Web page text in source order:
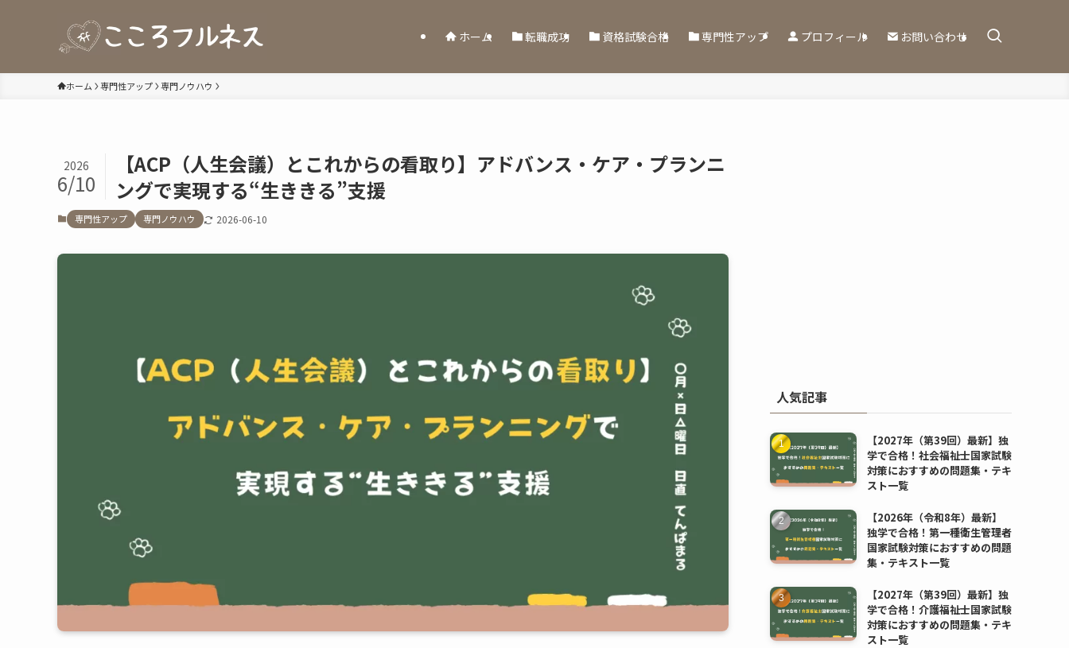
ホーム 転職成功 資格試験合格 専門性アップ プロフィール お問い合わせ
ホーム 専門性アップ 専門ノウハウ
【ACP（人生会議）とこれからの看取り】アドバンス・ケア・プランニ
ングで実現する“生ききる”支援
2026
6/10
専門性アップ 専門ノウハウ 2026-06-10
人気記事
【2027年（第39回）最新】独
学で合格！社会福祉士国家試験
対策におすすめの問題集・テキ
スト一覧
【2026年（令和8年）最新】
独学で合格！第一種衛生管理者
国家試験対策におすすめの問題
集・テキスト一覧
【2027年（第39回）最新】独
学で合格！介護福祉士国家試験
対策におすすめの問題集・テキ
スト一覧